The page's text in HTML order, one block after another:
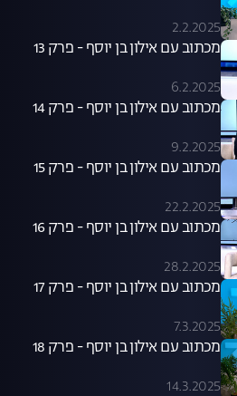
2.2.2025
מכתוב עם אילון בן יוסף - פרק 13
6.2.2025
מכתוב עם אילון בן יוסף - פרק 14
9.2.2025
מכתוב עם אילון בן יוסף - פרק 15
22.2.2025
מכתוב עם אילון בן יוסף - פרק 16
28.2.2025
מכתוב עם אילון בן יוסף - פרק 17
7.3.2025
מכתוב עם אילון בן יוסף - פרק 18
14.3.2025